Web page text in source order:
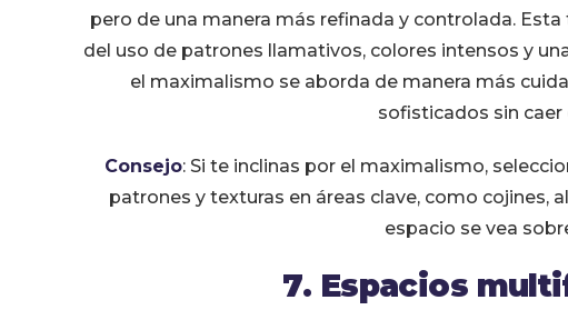
pero de una manera más refinada y controlada.
del uso de patrones llamativos, colores intensos y
el maximalismo se aborda de manera más
sofisticados sin caer
Consejo: Si te inclinas por el maximalismo,
patrones y texturas en áreas clave, como cojines,
espacio se vea
7. Espacios